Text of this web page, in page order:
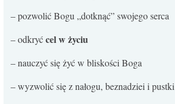
– pozwolić Bogu „dotknąć” swojego serca
– odkryćcel w życiu
– nauczyć się żyć w bliskości Boga
– wyzwolić się z nałogu, beznadziei i pustki